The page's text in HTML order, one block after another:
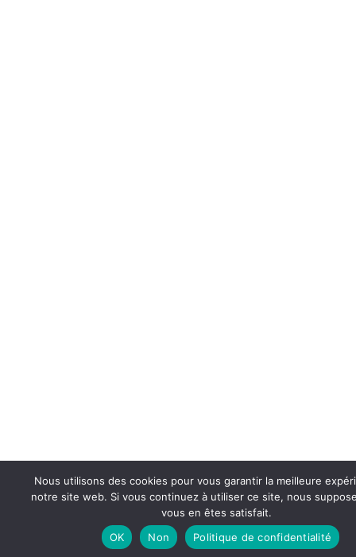
Nous utilisons des cookies pour vous garantir la meilleure
notre site web. Si vous continuez à utiliser ce site, nous
vous en êtes satisfait.
OK
Non Politique de confidentialité